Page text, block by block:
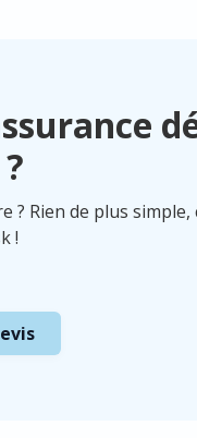
? Rien de plus
!